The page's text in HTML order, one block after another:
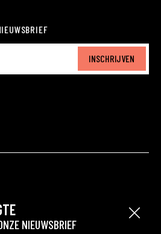
Sluit
NIEUWSBRIEF
INSCHRIJVEN